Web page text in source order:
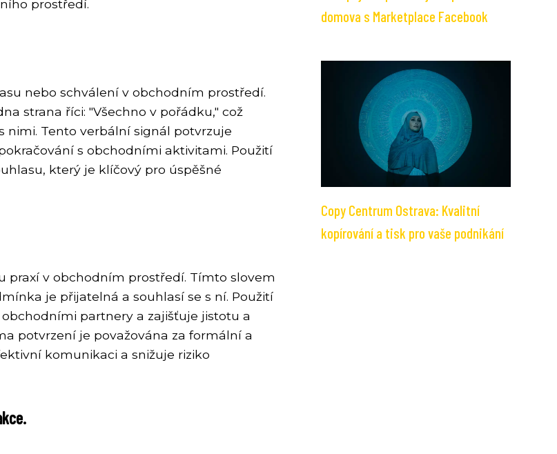
prostředí.
nebo schválení v obchodním prostředí.
strana říci: "Všechno v pořádku," což
nimi. Tento verbální signál potvrzuje
s obchodními aktivitami. Použití
který je klíčový pro úspěšné
praxí v obchodním prostředí. Tímto slovem
je přijatelná a souhlasí se s ní. Použití
partnery a zajišťuje jistotu a
potvrzení je považována za formální a
komunikaci a snižuje riziko
domova s Marketplace Facebook
Copy Centrum Ostrava: Kvalitní
kopírování a tisk pro vaše podnikání